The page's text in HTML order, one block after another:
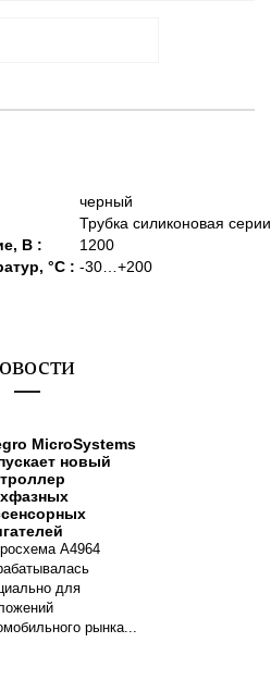
MicroSystems
новый
A4964
для
рынка...
черный
Трубка силиконовая
В :
1200
°C : -30…+200